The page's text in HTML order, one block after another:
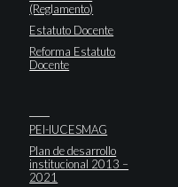
(Reglamento)
Estatuto Docente
Reforma Estatuto
Docente
PEI-IUCESMAG
Plan de desarrollo
institucional 2013 –
2021